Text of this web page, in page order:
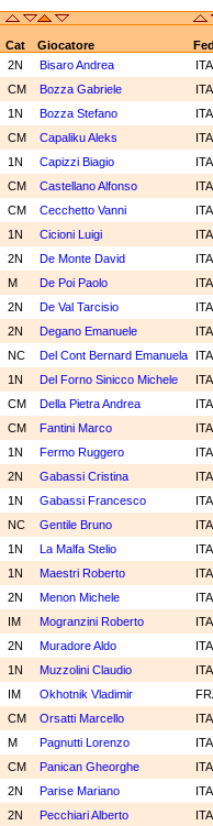
Cat Giocatore
2N Bisaro Andrea
CM Bozza Gabriele
1N Bozza Stefano
CM Capaliku Aleks
1N Capizzi Biagio
CM Castellano Alfonso
CM Cecchetto Vanni
1N Cicioni Luigi
2N De Monte David
M De Poi Paolo
2N De Val Tarcisio
2N Degano Emanuele
NC Del Cont Bernard Emanuela
1N Del Forno Sinicco Michele
CM Della Pietra Andrea
CM Fantini Marco
1N Fermo Ruggero
2N Gabassi Cristina
1N Gabassi Francesco
NC Gentile Bruno
1N La Malfa Stelio
1N Maestri Roberto
2N Menon Michele
IM Mogranzini Roberto
2N Muradore Aldo
1N Muzzolini Claudio
IM Okhotnik Vladimir
CM Orsatti Marcello
M Pagnutti Lorenzo
CM Panican Gheorghe
2N Parise Mariano
2N Pecchiari Alberto